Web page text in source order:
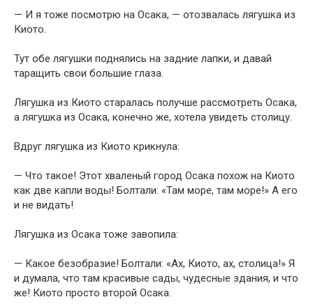
— И я тоже посмотрю на Осака, — отозвалась лягушка из
Киото.
Тут обе лягушки поднялись на задние лапки, и давай
таращить свои большие глаза.
Лягушка из Киото старалась получше рассмотреть Осака,
а лягушка из Осака, конечно же, хотела увидеть столицу.
Вдруг лягушка из Киото крикнула:
— Что такое! Этот хваленый город Осака похож на Киото
как две капли воды! Болтали: «Там море, там море!» А его
и не видать!
Лягушка из Осака тоже завопила:
— Какое безобразие! Болтали: «Ах, Киото, ах, столица!» Я
и думала, что там красивые сады, чудесные здания, и что
же! Киото просто второй Осака.